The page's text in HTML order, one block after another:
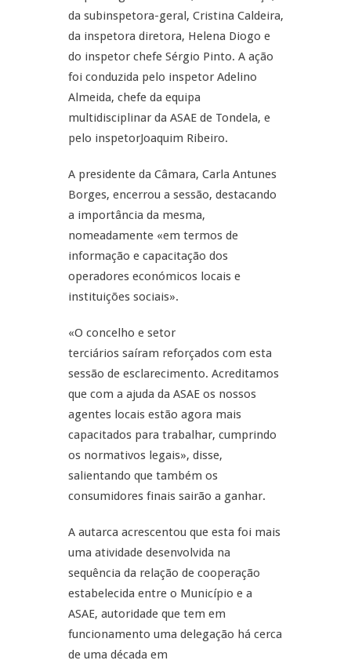
da subinspetora-geral, Cristina Caldeira,
da inspetora diretora, Helena Diogo e
do inspetor chefe Sérgio Pinto. A ação
foi conduzida pelo inspetor Adelino
Almeida, chefe da equipa
multidisciplinar da ASAE de Tondela, e
pelo inspetorJoaquim Ribeiro.
A presidente da Câmara, Carla Antunes
Borges, encerrou a sessão, destacando
a importância da mesma,
nomeadamente «em termos de
informação e capacitação dos
operadores económicos locais e
instituições sociais».
«O concelho e setor
terciários saíram reforçados com esta
sessão de esclarecimento. Acreditamos
que com a ajuda da ASAE os nossos
agentes locais estão agora mais
capacitados para trabalhar, cumprindo
os normativos legais», disse,
salientando que também os
consumidores finais sairão a ganhar.
A autarca acrescentou que esta foi mais
uma atividade desenvolvida na
sequência da relação de cooperação
estabelecida entre o Município e a
ASAE, autoridade que tem em
funcionamento uma delegação há cerca
de uma década em